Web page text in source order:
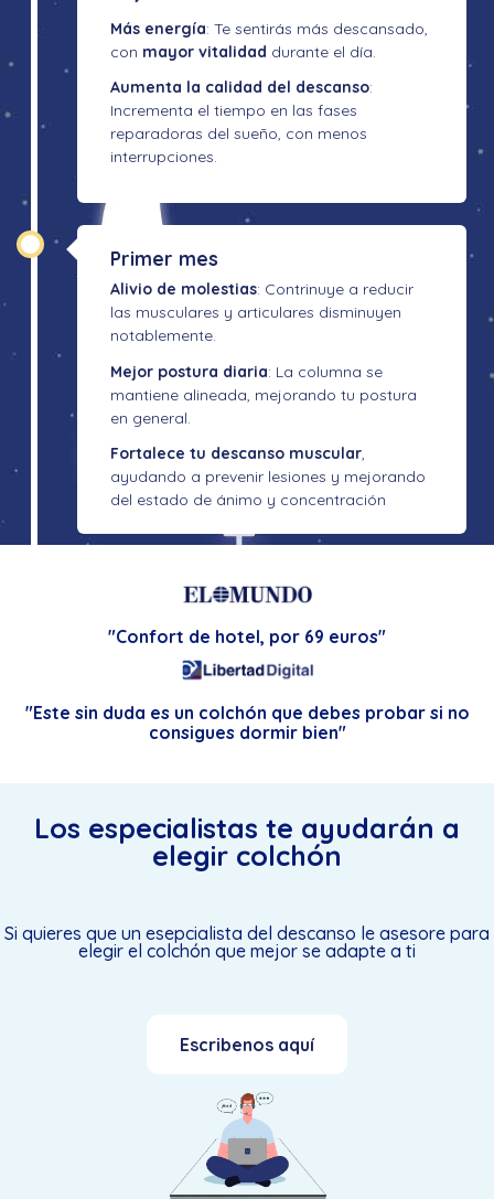
Más energía: Te sentirás más descansado,
con mayor vitalidad durante el día.
Aumenta la calidad del descanso:
Incrementa el tiempo en las fases
reparadoras del sueño, con menos
interrupciones.
Primer mes
Alivio de molestias: Contrinuye a reducir
las musculares y articulares disminuyen
notablemente.
Mejor postura diaria: La columna se
mantiene alineada, mejorando tu postura
en general.
Fortalece tu descanso muscular,
ayudando a prevenir lesiones y mejorando
del estado de ánimo y concentración
"Confort de hotel, por 69 euros"
"Este sin duda es un colchón que debes probar si no
consigues dormir bien"
Los especialistas te ayudarán a
elegir colchón
Si quieres que un esepcialista del descanso le asesore para
elegir el colchón que mejor se adapte a ti
Escribenos aquí